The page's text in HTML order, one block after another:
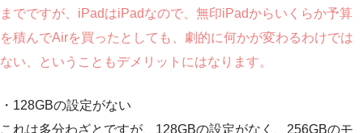
までですが、iPadはiPadなので、無印iPadからいくらか予算
を積んでAirを買ったとしても、劇的に何かが変わるわけでは
ない、ということもデメリットにはなります。
・128GBの設定がない
これは多分わざとですが、128GBの設定がなく、256GBのモ